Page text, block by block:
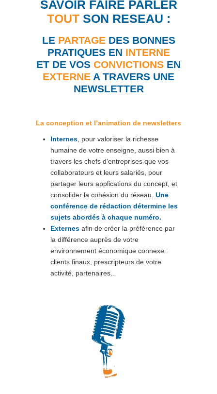
SAVOIR FAIRE PARLER
TOUT SON RESEAU :
LE PARTAGE DES BONNES
PRATIQUES EN INTERNE
ET DE VOS CONVICTIONS EN
EXTERNE A TRAVERS UNE
NEWSLETTER
La conception et l’animation de newsletters
Internes, pour valoriser la richesse
humaine de votre enseigne, aussi bien à
travers les chefs d’entreprises que vos
collaborateurs et leurs salariés, pour
partager leurs applications du concept, et
consolider la cohésion du réseau. Une
conférence de rédaction détermine les
sujets abordés à chaque numéro.
Externes afin de créer la préférence par
la différence auprès de votre
environnement économique connexe :
clients finaux, prescripteurs de votre
activité, partenaires…